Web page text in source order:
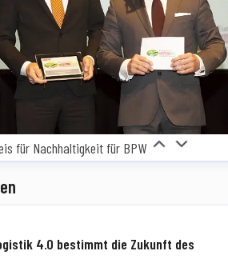
für Nachhaltigkeit für BPW
4.0 bestimmt die Zukunft des